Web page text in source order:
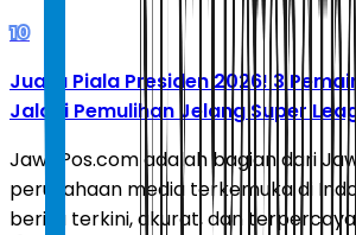
10
Juara Piala Presiden 2026! 3
Jalani Pemulihan Jelang Super
JawaPos.com adalah bagian dari
perusahaan media terkemuka di
berita terkini, akurat, dan